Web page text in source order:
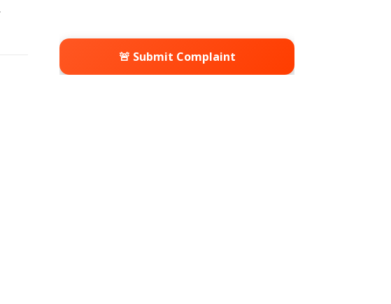
🚨 Submit Complaint